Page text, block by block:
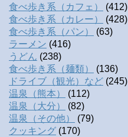
食べ歩き系（カフェ）
(412)
食べ歩き系（カレー）
(428)
食べ歩き系（パン）
(63)
ラーメン (416)
うどん (238)
食べ歩き系（麺類）
(136)
ドライブ（観光）など (245)
温泉（熊本）
(112)
温泉（大分）
(82)
温泉（その他）
(79)
クッキング (170)